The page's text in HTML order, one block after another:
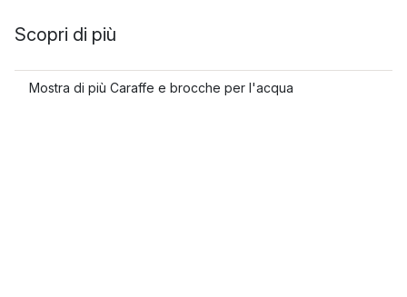
Scopri di più
Mostra di più Caraffe e brocche per l'acqua